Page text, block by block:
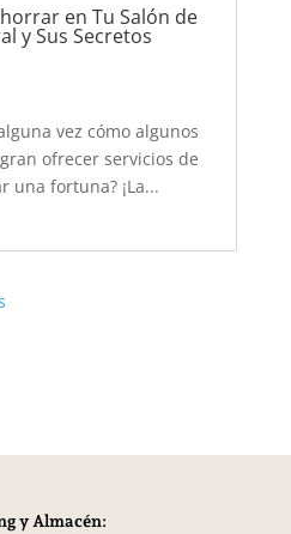
en Tu Salón de
y Sus Secretos
vez cómo algunos
ofrecer servicios de
una fortuna? ¡La...
y Almacén: